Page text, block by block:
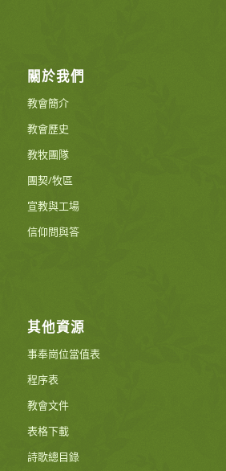
關於我們
教會簡介
教會歷史
教牧團隊
團契/牧區
宣教與工場
信仰問與答
其他資源
事奉崗位當值表
程序表
教會文件
表格下載
詩歌總目錄